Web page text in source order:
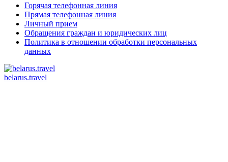
Горячая телефонная линия
Прямая телефонная линия
Личный прием
Обращения граждан и юридических лиц
Политика в отношении обработки персональных
данных
belarus.travel